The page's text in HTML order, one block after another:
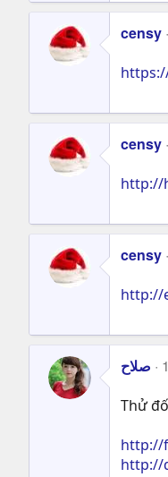
censy
censy
http://
censy
http://
صلاح
Thử
http://
http://